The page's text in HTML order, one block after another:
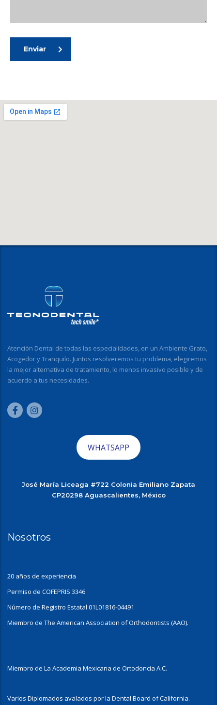
Enviar
Atención Dental de todas las especialidades, en un Ambiente Grato,
Acogedor y Tranquilo. Juntos resolveremos tu problema, elegiremos
la mejor alternativa de tratamiento, lo menos invasivo posible y de
acuerdo a tus necesidades.
WHATSAPP
José María Liceaga #722 Colonia Emiliano Zapata
CP20298 Aguascalientes, México
Nosotros
20 años de experiencia
Permiso de COFEPRIS 3346
Número de Registro Estatal 01L01816-04491
Miembro de The American Association of Orthodontists (AAO).
Miembro de La Academia Mexicana de Ortodoncia A.C.
Varios Diplomados avalados por la Dental Board of California.